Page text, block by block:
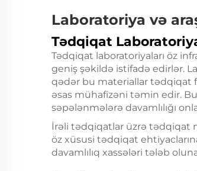
Laboratoriya və
Tədqiqat
Tədqiqat laboratoriyaları öz
geniş şəkildə istifadə edirlər.
qədər bu materiallar tədqiqat
əsas mühafizəni təmin edir.
səpələnmələrə davamlılığı
İrəli tədqiqatlar üzrə tədqiqat
öz xüsusi tədqiqat
davamlılıq xassələri tələb